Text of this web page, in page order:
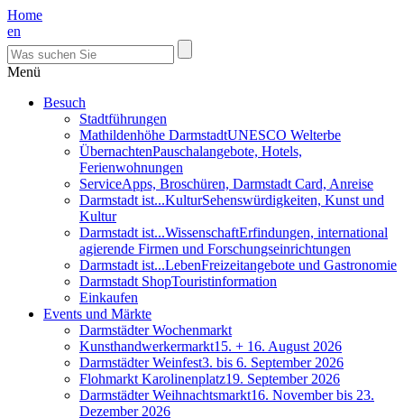
Home
en
Menü
Besuch
Stadtführungen
Mathildenhöhe DarmstadtUNESCO Welterbe
ÜbernachtenPauschalangebote, Hotels,
Ferienwohnungen
ServiceApps, Broschüren, Darmstadt Card, Anreise
Darmstadt ist...KulturSehenswürdigkeiten, Kunst und
Kultur
Darmstadt ist...WissenschaftErfindungen, international
agierende Firmen und Forschungseinrichtungen
Darmstadt ist...LebenFreizeitangebote und Gastronomie
Darmstadt ShopTouristinformation
Einkaufen
Events und Märkte
Darmstädter Wochenmarkt
Kunsthandwerkermarkt15. + 16. August 2026
Darmstädter Weinfest3. bis 6. September 2026
Flohmarkt Karolinenplatz19. September 2026
Darmstädter Weihnachtsmarkt16. November bis 23.
Dezember 2026